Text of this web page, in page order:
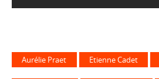
Aurélie Praet Etienne Cadet